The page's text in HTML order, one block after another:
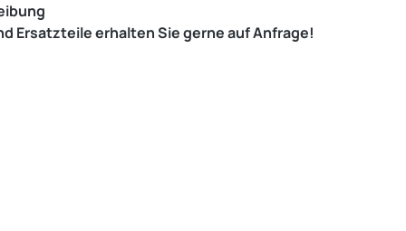
Ersatzteile erhalten Sie gerne auf Anfrage!